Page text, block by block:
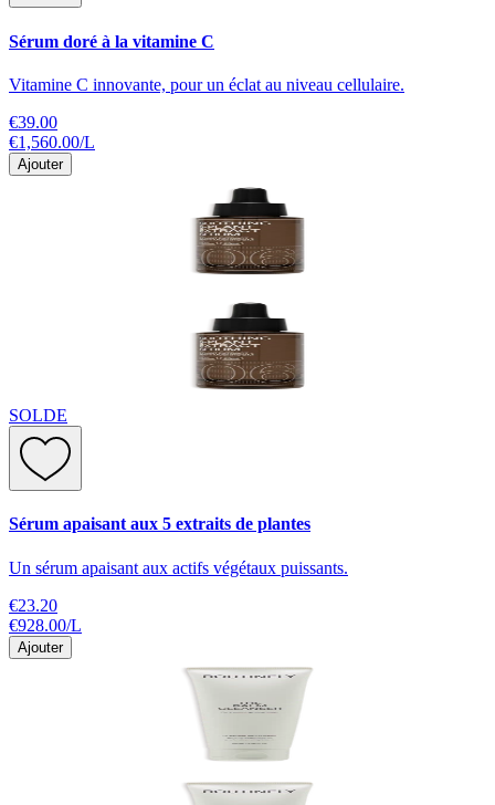
Sérum doré à la vitamine C
Vitamine C innovante, pour un éclat au niveau cellulaire.
€39.00
€1,560.00/L
Ajouter
SOLDE
Sérum apaisant aux 5 extraits de plantes
Un sérum apaisant aux actifs végétaux puissants.
€23.20
€928.00/L
Ajouter